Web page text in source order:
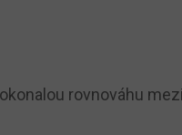
rovnováhu